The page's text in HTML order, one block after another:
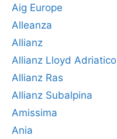
Aig Europe
Alleanza
Allianz
Allianz Lloyd Adriatico
Allianz Ras
Allianz Subalpina
Amissima
Ania